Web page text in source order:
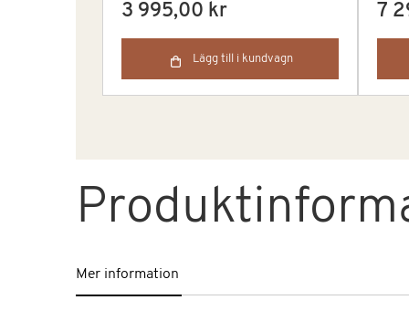
Mer information
3 995,00 kr
Lägg till i kundvagn
7